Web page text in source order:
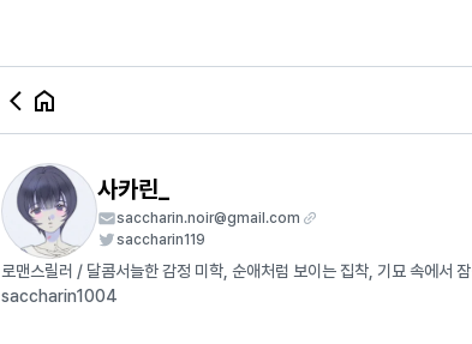
사카린_
saccharin.noir@gmail.com
saccharin119
로맨스릴러 / 달콤서늘한 감정 미학, 순애처럼 보이는 집착, 기묘 속에서
saccharin1004